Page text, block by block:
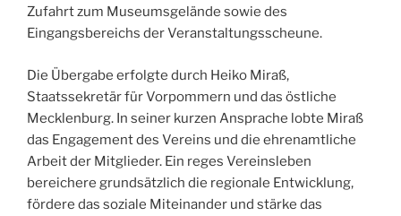
Zufahrt zum Museumsgelände sowie des
Eingangsbereichs der Veranstaltungsscheune.
Die Übergabe erfolgte durch Heiko Miraß,
Staatssekretär für Vorpommern und das östliche
Mecklenburg. In seiner kurzen Ansprache lobte Miraß
das Engagement des Vereins und die ehrenamtliche
Arbeit der Mitglieder. Ein reges Vereinsleben
bereichere grundsätzlich die regionale Entwicklung,
fördere das soziale Miteinander und stärke das